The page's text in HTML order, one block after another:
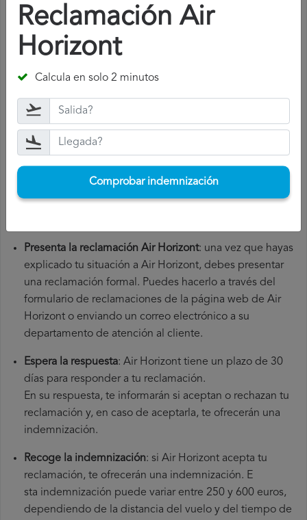
¿Cómo presentar una reclamación
Air Horizont?
Para presentar una reclamación Air Horizont, debes seguir
los siguientes pasos:
Reúne toda la documentación necesaria: para presentar
una reclamación Air Horizont, necesitarás el número de
tu vuelo, la fecha de salida, el aeropuerto de origen y el
aeropuerto de destino. También es recomendable que
guardes todos los documentos relacionados con el
vuelo, como la tarjeta de embarque, el billete y los
recibos de gastos adicionales que hayas tenido que
Presenta la reclamación Air Horizont: una vez que hayas
explicado tu situación a Air Horizont, debes presentar
una reclamación formal. Puedes hacerlo a través del
formulario de reclamaciones de la página web de Air
Horizont o enviando un correo electrónico a su
departamento de atención al cliente.
Espera la respuesta: Air Horizont tiene un plazo de 30
días para responder a tu reclamación.
En su respuesta, te informarán si aceptan o rechazan tu
reclamación y, en caso de aceptarla, te ofrecerán una
indemnización.
Recoge la indemnización: si Air Horizont acepta tu
reclamación, te ofrecerán una indemnización. E
sta indemnización puede variar entre 250 y 600 euros,
dependiendo de la distancia del vuelo y del tiempo de
Reclamación Air
Horizont
Calcula en solo 2 minutos
Comprobar indemnización